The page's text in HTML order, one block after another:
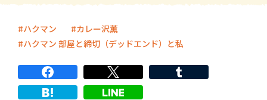
ハクマン
カレー沢薫
ハクマン 部屋と締切（デッドエンド）と私